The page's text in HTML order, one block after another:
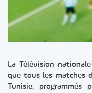
La Télévision
que tous les matches
Tunisie, programmés